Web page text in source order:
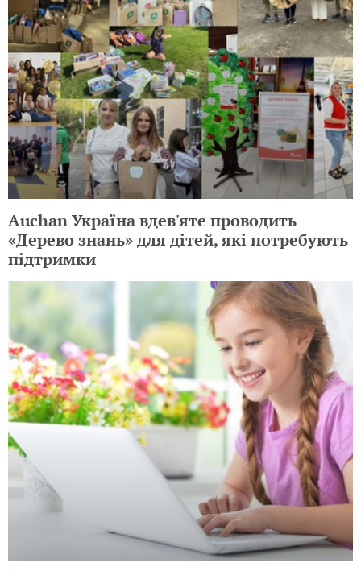
Auchan Україна вдев'яте проводить
«Дерево знань» для дітей, які потребують
підтримки